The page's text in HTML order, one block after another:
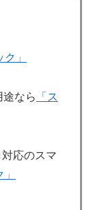
」
途なら
「ス
応のスマ